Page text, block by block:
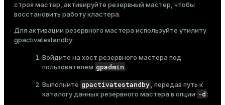
строя мастер, активируйте резервный мастер, чтобы
восстановить работу кластера.
Для активации резервного мастера используйте утилиту
gpactivatestandby:
Войдите на хост резервного мастера под
пользователем gpadmin .
Выполните gpactivatestandby , передав путь к
каталогу данныхрезервного мастера в опции -d: